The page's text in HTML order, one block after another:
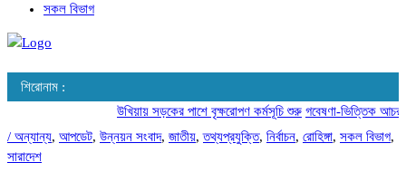
সকল বিভাগ
শিরোনাম :
উখিয়ায় সড়কের পাশে বৃক্ষরোপণ কর্মসূচি শুরু গবেষণা-ভিত্তিক আচরণ
/ অন্যান্য, আপডেট, উন্নয়ন সংবাদ, জাতীয়,তথ্যপ্রযুক্তি, নির্বাচন, রোহিঙ্গা, সকল বিভাগ,
সারাদেশ